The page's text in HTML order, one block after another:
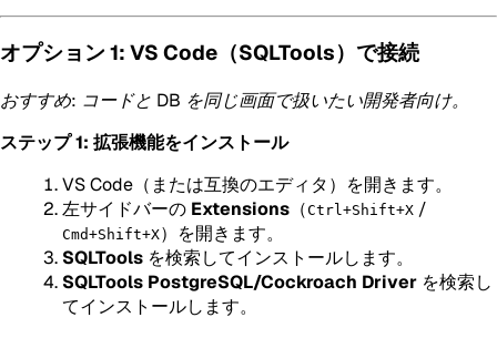
オプション 1: VS Code（SQLTools）で接続
おすすめ: コードと DB を同じ画面で扱いたい開発者向け。
ステップ 1: 拡張機能をインストール
VS Code（または互換のエディタ）を開きます。
左サイドバーの Extensions （Ctrl+Shift+X /
Cmd+Shift+X）を開きます。
SQLTools を検索してインストールします。
SQLTools PostgreSQL/Cockroach Driver を検索し
てインストールします。